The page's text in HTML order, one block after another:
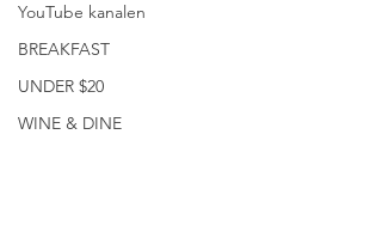
YouTube kanalen
BREAKFAST
UNDER $20
WINE & DINE